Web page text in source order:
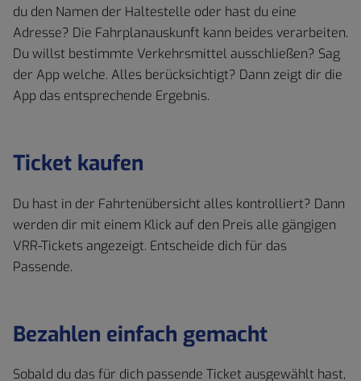
du den Namen der Haltestelle oder hast du eine
Adresse? Die Fahrplanauskunft kann beides verarbeiten.
Du willst bestimmte Verkehrsmittel ausschließen? Sag
der App welche. Alles berücksichtigt? Dann zeigt dir die
App das entsprechende Ergebnis.
Ticket kaufen
Du hast in der Fahrtenübersicht alles kontrolliert? Dann
werden dir mit einem Klick auf den Preis alle gängigen
VRR-Tickets angezeigt. Entscheide dich für das
Passende.
Bezahlen einfach gemacht
Sobald du das für dich passende Ticket ausgewählt hast,